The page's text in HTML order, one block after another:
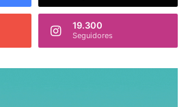
19.300
Seguidores